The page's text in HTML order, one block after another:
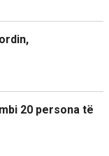
20 persona të